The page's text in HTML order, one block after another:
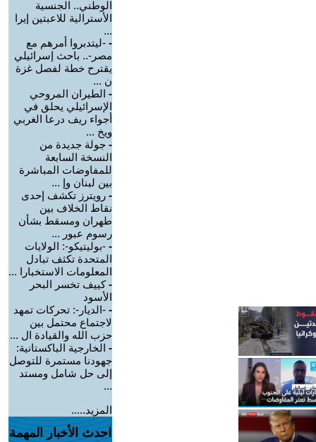
الوطني.. الجنسية
الأسترالية للاعبتين إيرا
...
- -ليتدبروا أمرهم مع
مصر-.. باحث إسرائيلي
يقترح خطة لفصل غزة
ن ...
- الطيران المروحي
الإسرائيلي يحلق في
أجواء ريف درعا الغربي
ويخ ...
- جولة جديدة من
النسخة السابعة
للمفاوضات المباشرة
بين لبنان وإ ...
- رويترز تكشف إحدى
نقاط الخلاف بين
طهران ومسقط بشأن
رسوم عبور ...
- -بوليتيكو-: الولايات
المتحدة تكثف تبادل
المعلومات الاستخبارا ...
-كييف تخسر البحر
الأسود
- -الديار-: تحركات تمهد
لاجتماع محتمل بين
حزب الله والقيادة ال ...
- الخارجية الباكستانية:
جهودنا مستمرة للتوصل
إلى حل شامل ومستد
...
المزيد.....
احدث الأخبار المهمة